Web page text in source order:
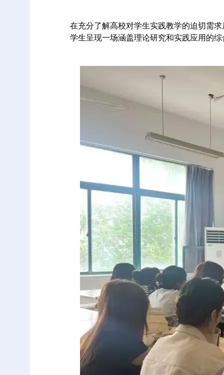
在充分了解高校对学生实践教学的迫切需
学生呈现一场涵盖理论研究和实践应用的综